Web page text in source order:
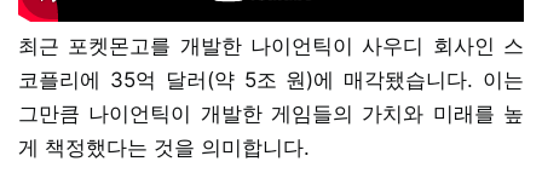
최근 포켓몬고를 개발한 나이언틱이 사우디 회사인 스
코플리에 35억 달러(약 5조 원)에 매각됐습니다. 이는
그만큼 나이언틱이 개발한 게임들의 가치와 미래를 높
게 책정했다는 것을 의미합니다.